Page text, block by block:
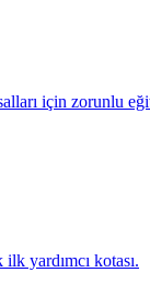
için zorunlu
yardımcı kotası.